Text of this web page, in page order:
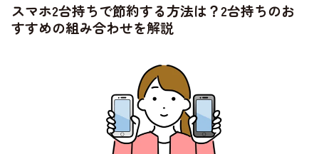
スマホ2台持ちで節約する方法は？2台持ちのお
すすめの組み合わせを解説